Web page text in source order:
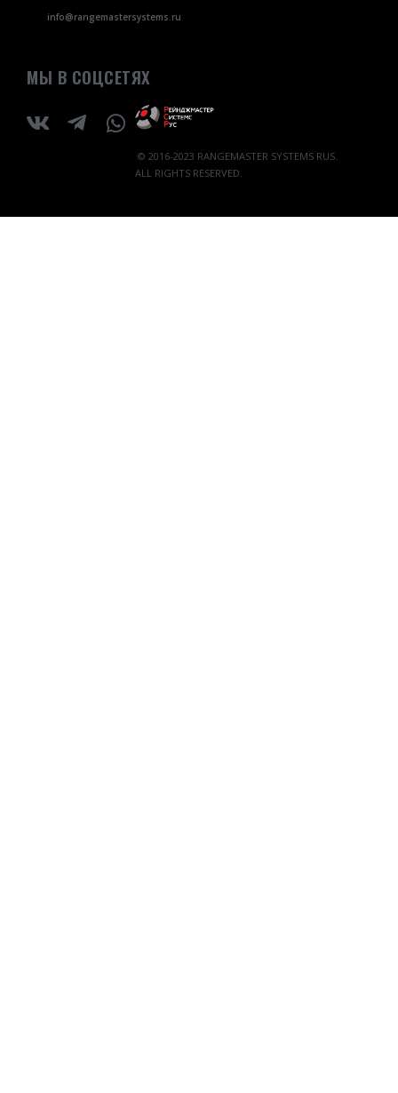
info@rangemastersystems.ru
МЫ В СОЦСЕТЯХ
© 2016-2023 RANGEMASTER SYSTEMS RUS.
ALL RIGHTS RESERVED.